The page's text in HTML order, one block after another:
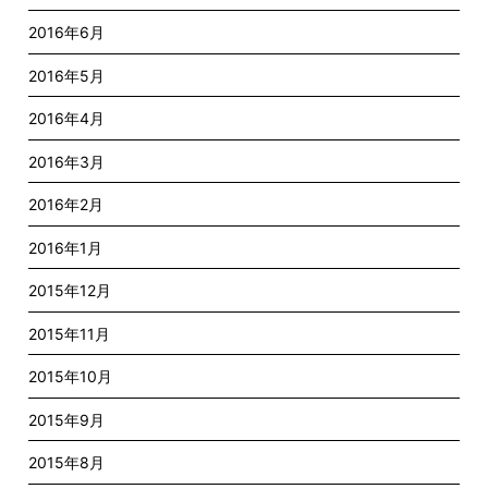
2016年6月
2016年5月
2016年4月
2016年3月
2016年2月
2016年1月
2015年12月
2015年11月
2015年10月
2015年9月
2015年8月